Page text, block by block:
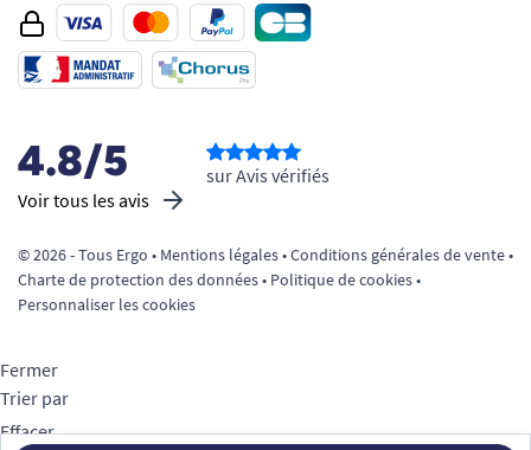
4.8/5
Voir tous les avis
sur Avis vérifiés
© 2026 - Tous Ergo • Mentions légales•Conditions générales de vente•
Charte de protection des données• Politique de cookies•
Personnaliser les cookies
Fermer
Trier par
Effacer